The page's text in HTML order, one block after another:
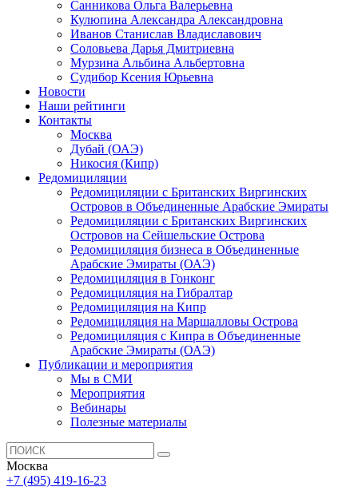
Санникова Ольга Валерьевна
Кулюпина Александра Александровна
Иванов Станислав Владиславович
Соловьева Дарья Дмитриевна
Мурзина Альбина Альбертовна
Судибор Ксения Юрьевна
Новости
Наши рейтинги
Контакты
Москва
Дубай (ОАЭ)
Никосия (Кипр)
Редомициляции
Редомициляции с Британских Виргинских
Островов в Объединенные Арабские Эмираты
Редомициляции с Британских Виргинских
Островов на Сейшельские Острова
Редомициляция бизнеса в Объединенные
Арабские Эмираты (ОАЭ)
Редомициляция в Гонконг
Редомициляция на Гибралтар
Редомициляция на Кипр
Редомициляция на Маршалловы Острова
Редомициляция с Кипра в Объединенные
Арабские Эмираты (ОАЭ)
Публикации и мероприятия
Мы в СМИ
Мероприятия
Вебинары
Полезные материалы
Москва
+7 (495) 419-16-23